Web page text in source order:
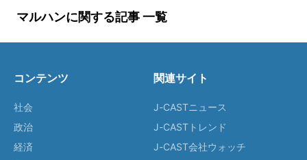
マルハンに関する記事 一覧
コンテンツ
社会
政治
経済
関連サイト
J-CASTニュース
J-CASTトレンド
J-CAST会社ウォッチ